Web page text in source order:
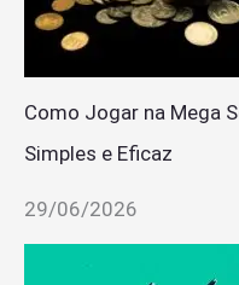
Como Jogar na Mega
Simples e Eficaz
29/06/2026